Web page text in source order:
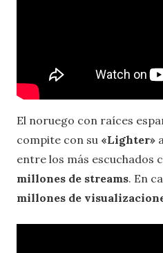
El noruego con raíces
compite con su «Lighter»
entre los más escuchados
millones de streams. En
millones de